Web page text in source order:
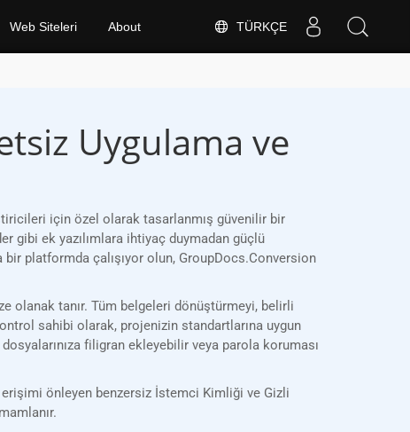
TÜRKÇE
Web Siteleri About
Uygulama ve
için özel olarak tasarlanmış güvenilir bir
gibi ek yazılımlara ihtiyaç duymadan güçlü
platformda çalışıyor olun, GroupDocs.Conversion
olanak tanır. Tüm belgeleri dönüştürmeyi, belirli
sahibi olarak, projenizin standartlarına uygun
filigran ekleyebilir veya parola koruması
önleyen benzersiz İstemci Kimliği ve Gizli